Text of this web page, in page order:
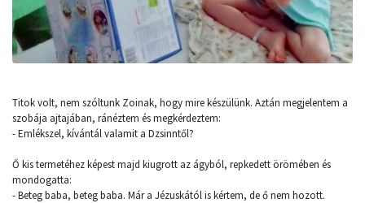
Titok volt, nem szóltunk Zoinak, hogy mire készülünk. Aztán megjelentem a
szobája ajtajában, ránéztem és megkérdeztem:
- Emlékszel, kívántál valamit a Dzsinntől?
Ő kis termetéhez képest majd kiugrott az ágyból, repkedett örömében és
mondogatta:
- Beteg baba, beteg baba. Már a Jézuskától is kértem, de ő nem hozott.